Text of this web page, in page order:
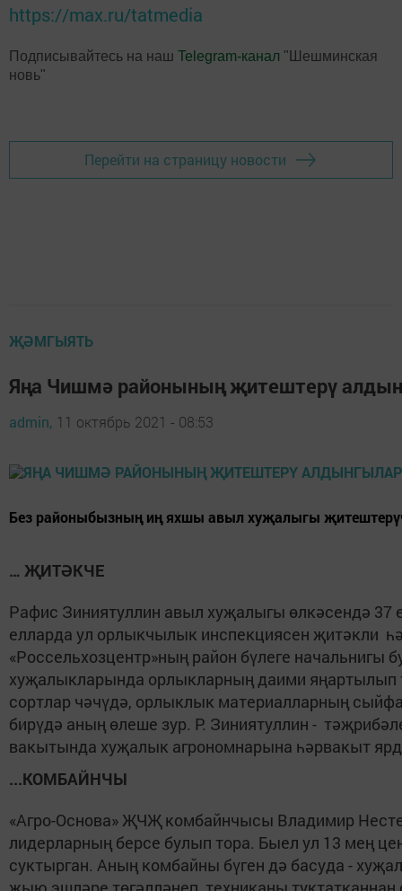
https://max.ru/tatmedia
Подписывайтесь на наш Telegram-канал "Шешминская
новь"
Перейти на страницу новости
ҖӘМГЫЯТЬ
Яңа Чишмә районының җитештерү
admin, 11 октябрь 2021 - 08:53
Без районыбызның иң яхшы авыл хуҗалыгы
… ҖИТӘКЧЕ
Рафис Зиниятуллин авыл хуҗалыгы өлкәсендә
елларда ул орлыкчылык инспекциясен җитәкли
«Россельхозцентр»ның район бүлеге начальнигы
хуҗалыкларында орлыкларның даими яңартылып
сортлар чәчүдә, орлыклык материалларның
бирүдә аның өлеше зур. Р. Зиниятуллин -
вакытында хуҗалык агрономнарына һәрвакыт
...КОМБАЙНЧЫ
«Агро-Основа» ҖЧҖ комбайнчысы Владимир
лидерларның берсе булып тора. Быел ул 13 мең
суктырган. Аның комбайны бүген дә басуда -